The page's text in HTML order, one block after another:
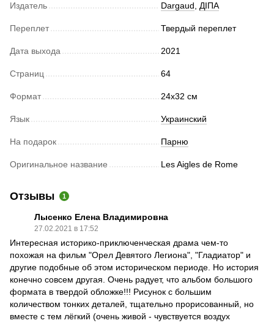
Издатель Dargaud, ДIПА
Переплет Твердый переплет
Дата выхода 2021
Страниц 64
Формат 24x32 cм
Язык Украинский
На подарок Парню
Оригинальное название Les Aigles de Rome
Отзывы 1
Лысенко Елена Владимировна
27.02.2021 в 17:52
Интересная историко-приключенческая драма чем-то
похожая на фильм "Орел Девятого Легиона", "Гладиатор" и
другие подобные об этом историческом периоде. Но история
конечно совсем другая. Очень радует, что альбом большого
формата в твердой обложке!!! Рисунок с большим
количеством тонких деталей, тщательно прорисованный, но
вместе с тем лёгкий (очень живой - чувствуется воздух